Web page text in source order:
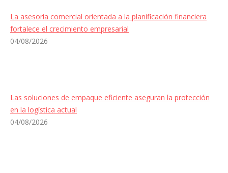
La asesoría comercial orientada a la planificación financiera
fortalece el crecimiento empresarial
04/08/2026
Las soluciones de empaque eficiente aseguran la protección
en la logística actual
04/08/2026